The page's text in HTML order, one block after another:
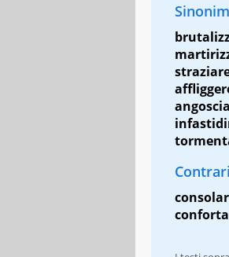
Contrari